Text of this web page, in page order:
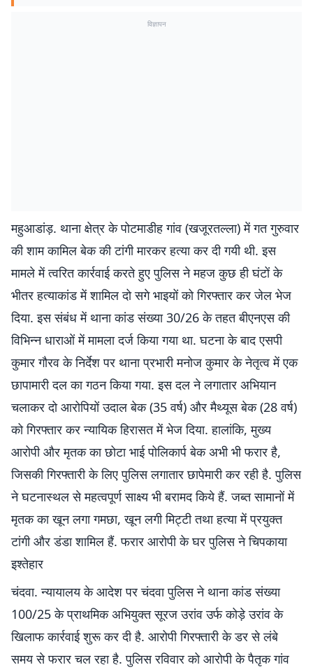
विज्ञापन
महुआडांड़. थाना क्षेत्र के पोटमाडीह गांव (खजूरतल्ला) में गत गुरुवार
की शाम कामिल बेक की टांगी मारकर हत्या कर दी गयी थी. इस
मामले में त्वरित कार्रवाई करते हुए पुलिस ने महज कुछ ही घंटों के
भीतर हत्याकांड में शामिल दो सगे भाइयों को गिरफ्तार कर जेल भेज
दिया. इस संबंध में थाना कांड संख्या 30/26 के तहत बीएनएस की
विभिन्न धाराओं में मामला दर्ज किया गया था. घटना के बाद एसपी
कुमार गौरव के निर्देश पर थाना प्रभारी मनोज कुमार के नेतृत्व में एक
छापामारी दल का गठन किया गया. इस दल ने लगातार अभियान
चलाकर दो आरोपियों उदाल बेक (35 वर्ष) और मैथ्यूस बेक (28 वर्ष)
को गिरफ्तार कर न्यायिक हिरासत में भेज दिया. हालांकि, मुख्य
आरोपी और मृतक का छोटा भाई पोलिकार्प बेक अभी भी फरार है,
जिसकी गिरफ्तारी के लिए पुलिस लगातार छापेमारी कर रही है. पुलिस
ने घटनास्थल से महत्वपूर्ण साक्ष्य भी बरामद किये हैं. जब्त सामानों में
मृतक का खून लगा गमछा, खून लगी मिट्टी तथा हत्या में प्रयुक्त
टांगी और डंडा शामिल हैं. फरार आरोपी के घर पुलिस ने चिपकाया
इश्तेहार
चंदवा. न्यायालय के आदेश पर चंदवा पुलिस ने थाना कांड संख्या
100/25 के प्राथमिक अभियुक्त सूरज उरांव उर्फ कोड़े उरांव के
खिलाफ कार्रवाई शुरू कर दी है. आरोपी गिरफ्तारी के डर से लंबे
समय से फरार चल रहा है. पुलिस रविवार को आरोपी के पैतृक गांव